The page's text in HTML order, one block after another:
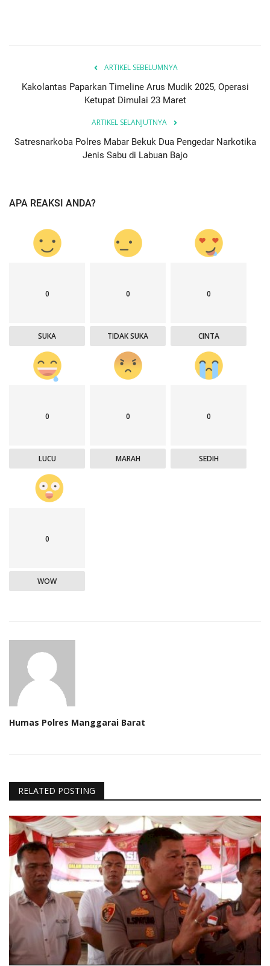
ARTIKEL SEBELUMNYA
Kakolantas Paparkan Timeline Arus Mudik 2025, Operasi
Ketupat Dimulai 23 Maret
ARTIKEL SELANJUTNYA
Satresnarkoba Polres Mabar Bekuk Dua Pengedar Narkotika
Jenis Sabu di Labuan Bajo
APA REAKSI ANDA?
0
SUKA
0
TIDAK SUKA
0
CINTA
0
LUCU
0
MARAH
0
SEDIH
0
WOW
Humas Polres Manggarai Barat
RELATED POSTING